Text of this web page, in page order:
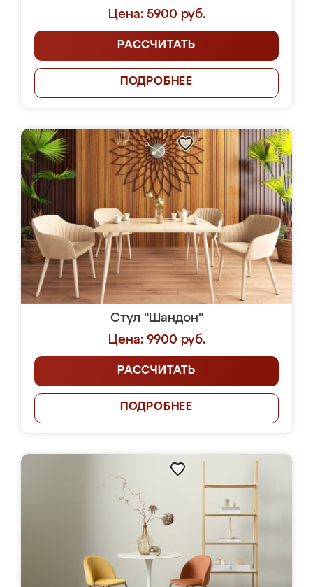
Цена: 5900 руб.
РАССЧИТАТЬ
ПОДРОБНЕЕ
Стул "Шандон"
Цена: 9900 руб.
РАССЧИТАТЬ
ПОДРОБНЕЕ